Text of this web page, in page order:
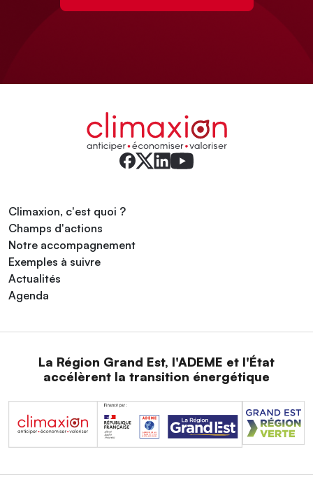
Climaxion, c'est quoi ?
Champs d'actions
Notre accompagnement
Exemples à suivre
Actualités
Agenda
La Région Grand Est, l'ADEME et l'État
accélèrent la transition énergétique